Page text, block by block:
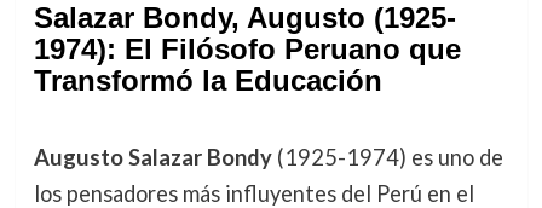
Salazar Bondy, Augusto (1925-
1974): El Filósofo Peruano que
Transformó la Educación
Augusto Salazar Bondy(1925-1974) es uno de
los pensadores más influyentes del Perú en el